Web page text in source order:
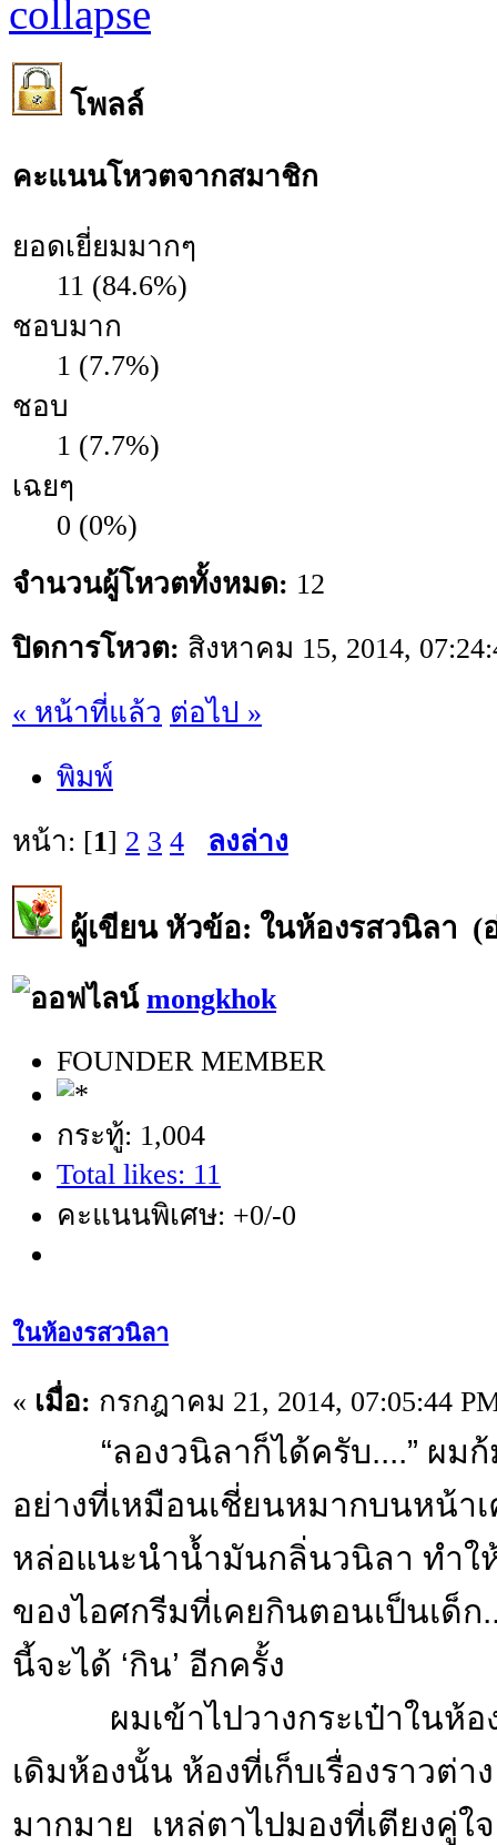
โพลล์
คะแนนโหวตจากสมาชิก
ยอดเยี่ยมมากๆ
11 (84.6%)
ชอบมาก
1 (7.7%)
ชอบ
1 (7.7%)
เฉยๆ
0 (0%)
จำนวนผู้โหวตทั้งหมด: 12
ปิดการโหวต: สิงหาคม 15, 2014,
« หน้าที่แล้ว ต่อไป »
พิมพ์
หน้า: [1] 2 3 4 ลงล่าง
ผู้เขียนหัวข้อ: ในห้องรสวนิลา (อ่
mongkhok
FOUNDER MEMBER
กระทู้: 1,004
Total likes: 11
คะแนนพิเศษ: +0/-0
ในห้องรสวนิลา
« เมื่อ: กรกฎาคม 21, 2014, 07:05:44
“ลองวนิลาก็ได้ครับ....” ผมก้
อย่างที่เหมือนเชี่ยนหมากบนหน้า
หล่อแนะนำน้ำมันกลิ่นวนิลา ทำใ
ของไอศกรีมที่เคยกินตอนเป็นเด็ก
นี้จะได้ ‘กิน’ อีกครั้ง
ผมเข้าไปวางกระเป๋าในห้อง
เดิมห้องนั้น ห้องที่เก็บเรื่องราวต่า
มากมาย เหล่ตาไปมองที่เตียงคู่ใ